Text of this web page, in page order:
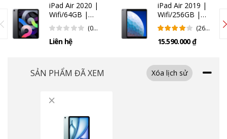
iPad Air 2020 |
Wifi/64GB |
Space Gray
(Chính Hãng)(0
Liên hệ
iPad Air 2019 |
Wifi/256GB |
Space Gray
(26
Giá)
15.590.000 ₫
SẢN PHẨM ĐÃ XEM Xóa lịch sử
×